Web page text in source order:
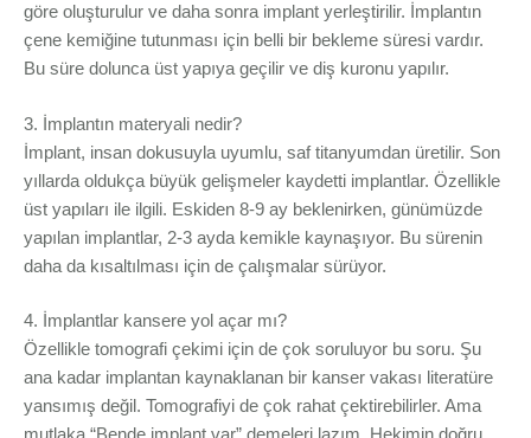
göre oluşturulur ve daha sonra implant yerleştirilir. İmplantın
çene kemiğine tutunması için belli bir bekleme süresi vardır.
Bu süre dolunca üst yapıya geçilir ve diş kuronu yapılır.
3. İmplantın materyali nedir?
İmplant, insan dokusuyla uyumlu, saf titanyumdan üretilir. Son
yıllarda oldukça büyük gelişmeler kaydetti implantlar. Özellikle
üst yapıları ile ilgili. Eskiden 8-9 ay beklenirken, günümüzde
yapılan implantlar, 2-3 ayda kemikle kaynaşıyor. Bu sürenin
daha da kısaltılması için de çalışmalar sürüyor.
4. İmplantlar kansere yol açar mı?
Özellikle tomografi çekimi için de çok soruluyor bu soru. Şu
ana kadar implantan kaynaklanan bir kanser vakası literatüre
yansımış değil. Tomografiyi de çok rahat çektirebilirler. Ama
mutlaka “Bende implant var” demeleri lazım. Hekimin doğru